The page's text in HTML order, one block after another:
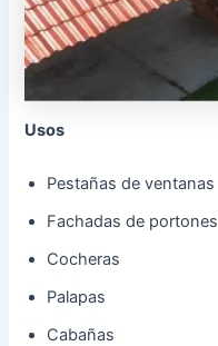
Usos
Pestañas de ventanas
Fachadas de portones
Cocheras
Palapas
Cabañas